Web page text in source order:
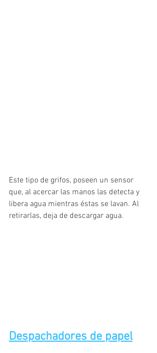
Este tipo de grifos, poseen un sensor
que, al acercar las manos las detecta y
libera agua mientras éstas se lavan. Al
retirarlas, deja de descargar agua.
Despachadores de papel